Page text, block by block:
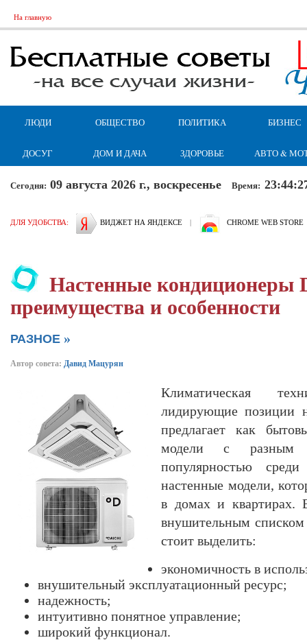
На главную
ЛЮДИ ОБЩЕСТВО ПОЛИТИКА БИЗНЕС
ДОСУГ ДОМ И ДАЧА ЗДОРОВЬЕ АВТО &
Сегодня: 09 августа 2026 г., воскресенье Время:
ДЛЯ УДОБСТВА: ВИДЖЕТ НА ЯНДЕКСЕ | CHROME WEB STORE
Настенные кондиционеры
преимущества и особенности
РАЗНОЕ »
Автор совета: Давид Мацурян
Климатическая
лидирующие позиции
предлагает как
модели с разным
популярностью
настенные модели,
в домах и квартирах.
внушительным списком
стоит выделить:
экономичность в
внушительный эксплуатационный ресурс;
надежность;
интуитивно понятное управление;
широкий функционал.